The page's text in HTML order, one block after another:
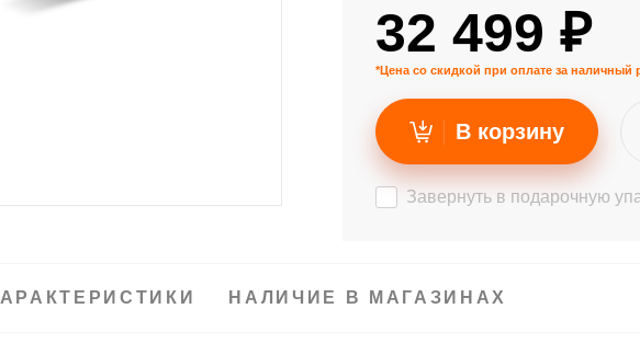
32 499 ₽
*Цена со скидкой при оплате за наличный
В корзину
Завернуть в подарочную
НАЛИЧИЕ В МАГАЗИНАХ